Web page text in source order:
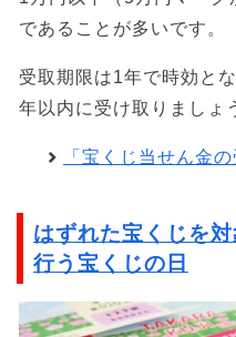
であることが多いです。
受取期限は1年で時効と
年以内に受け取りましょ
「宝くじ当せん金
はずれた宝くじを
行う宝くじの日